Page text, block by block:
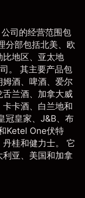
司的经营范围包
分部包括北美、欧
比地区、亚太地
。 其主要产品包
酒、啤酒、爱尔
兰酒、加拿大威
卡酒、白兰地和
冠皇家、J&B、布
Ketel One伏特
桂和健力士。 它
亚、美国和加拿